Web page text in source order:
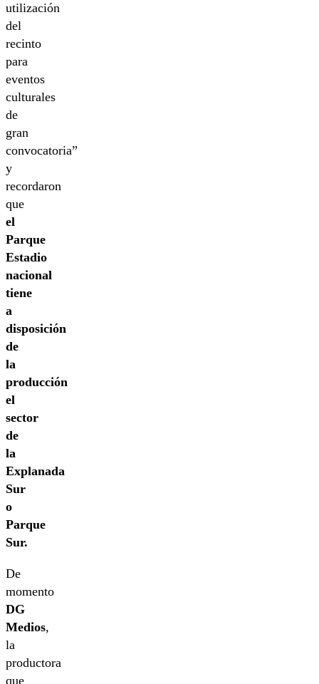
utilización
del
recinto
para
eventos
culturales
de
gran
convocatoria”
y
recordaron
que
el
Parque
Estadio
nacional
tiene
a
disposición
de
la
producción
el
sector
de
la
Explanada
Sur
o
Parque
Sur.
De
momento
DG
Medios,
la
productora
que